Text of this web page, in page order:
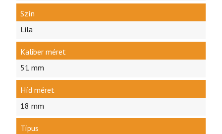
Szín
Lila
Kaliber méret
51 mm
Híd méret
18 mm
Típus